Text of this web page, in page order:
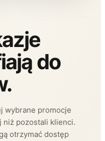
do
wybrane promocje
pozostali klienci.
otrzymać dostęp